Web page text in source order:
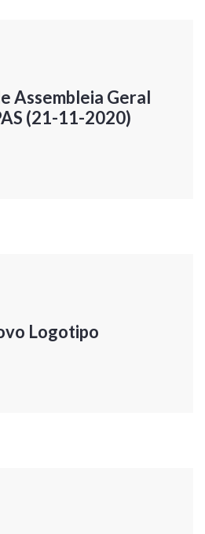
Assembleia Geral
(21-11-2020)
Logotipo